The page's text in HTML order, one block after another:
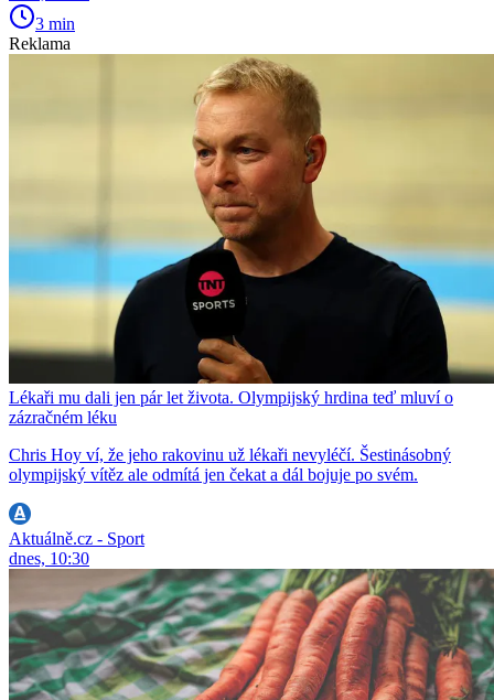
3 min
Reklama
Lékaři mu dali jen pár let života. Olympijský hrdina teď mluví o
zázračném léku
Chris Hoy ví, že jeho rakovinu už lékaři nevyléčí. Šestinásobný
olympijský vítěz ale odmítá jen čekat a dál bojuje po svém.
Aktuálně.cz - Sport
dnes, 10:30